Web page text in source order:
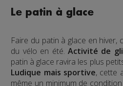
Le patin à glace
Faire du patin à glace en hiver,
du vélo en été. Activité de
patin à glace ravira les plus
Ludique mais sportive, cette
même un minimum de